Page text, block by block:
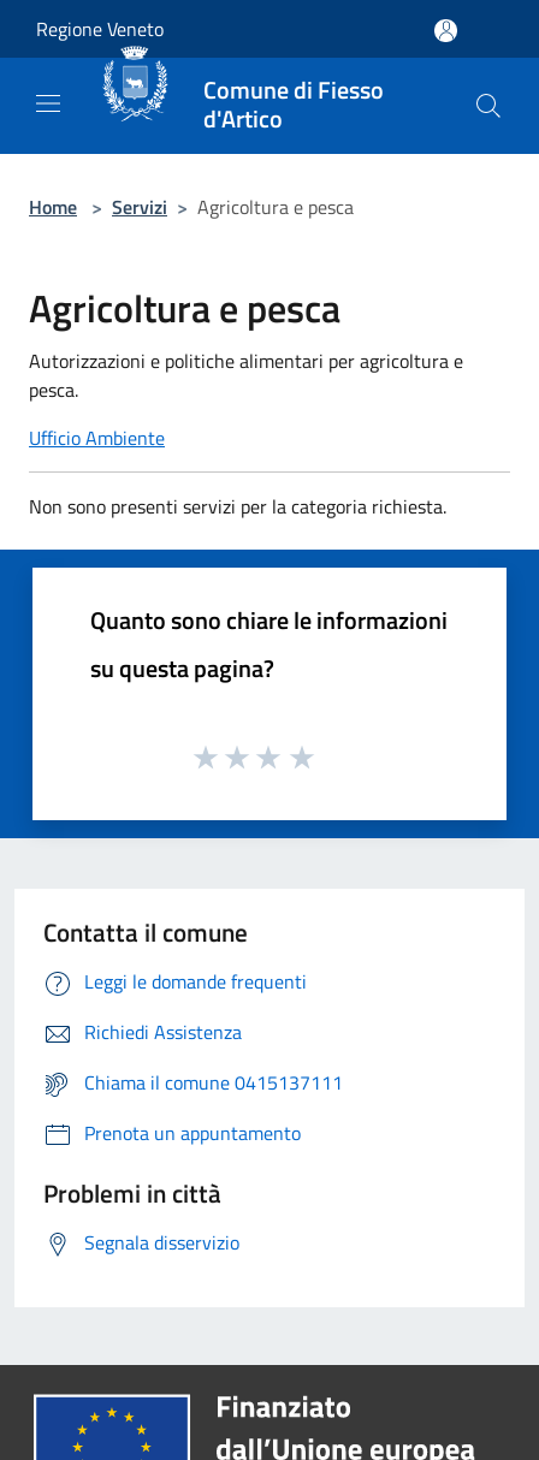
Regione Veneto
Comune di Fiesso
d'Artico
Home > Servizi > Agricoltura e pesca
Agricoltura e pesca
Autorizzazioni e politiche alimentari per agricoltura e
pesca.
Ufficio Ambiente
Non sono presenti servizi per la categoria richiesta.
Quanto sono chiare le informazioni
su questa pagina?
Contatta il comune
Leggi le domande frequenti
Richiedi Assistenza
Chiama il comune 0415137111
Prenota un appuntamento
Problemi in città
Segnala disservizio